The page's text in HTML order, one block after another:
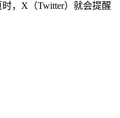
，X（Twitter）就会提醒